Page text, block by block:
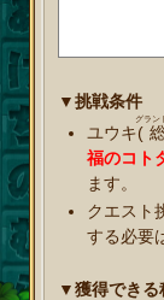
▼挑戦条件
ユウキ(
グラン
福のコト
ます。
クエスト
する必要
▼獲得できる